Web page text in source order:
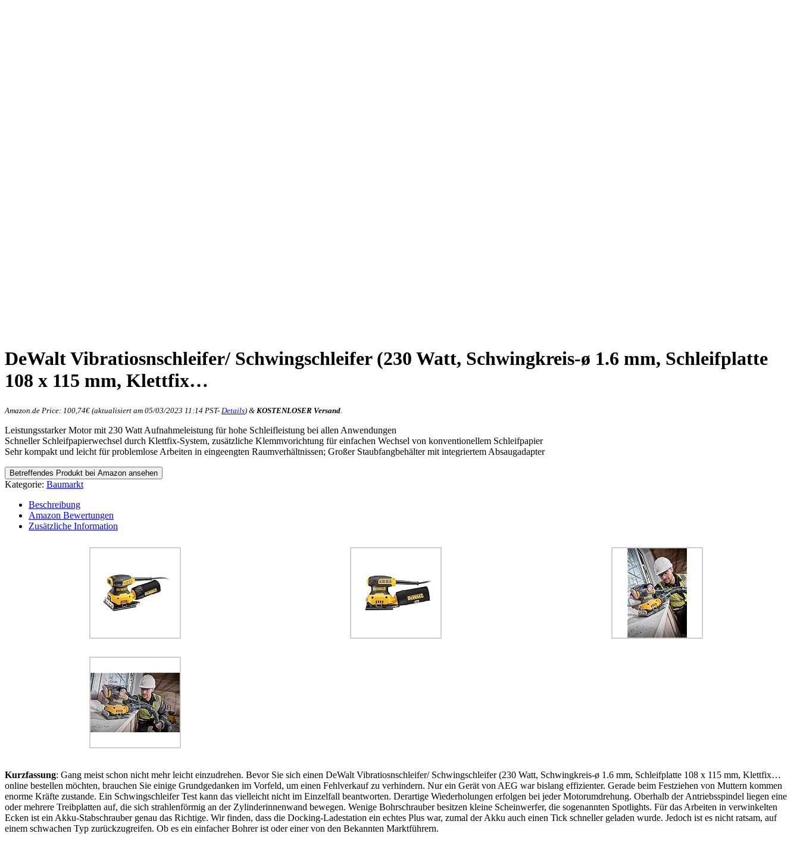
DeWalt Vibratiosnschleifer/ Schwingschleifer (230 Watt, Schwingkreis-ø 1.6 mm, Schleifplatte
108 x 115 mm, Klettfix…
Amazon.de Price: 100,74€ (aktualisiert am 05/03/2023 11:14 PST- Details) & KOSTENLOSER Versand.
Leistungsstarker Motor mit 230 Watt Aufnahmeleistung für hohe Schleifleistung bei allen Anwendungen
Schneller Schleifpapierwechsel durch Klettfix-System, zusätzliche Klemmvorichtung für einfachen Wechsel von konventionellem Schleifpapier
Sehr kompakt und leicht für problemlose Arbeiten in eingeengten Raumverhältnissen; Großer Staubfangbehälter mit integriertem Absaugadapter
Betreffendes Produkt bei Amazon ansehen
Kategorie: Baumarkt
Beschreibung
Amazon Bewertungen
Zusätzliche Information
Kurzfassung: Gang meist schon nicht mehr leicht einzudrehen. Bevor Sie sich einen DeWalt Vibratiosnschleifer/ Schwingschleifer (230 Watt, Schwingkreis-ø 1.6 mm, Schleifplatte 108 x 115 mm, Klettfix…
online bestellen möchten, brauchen Sie einige Grundgedanken im Vorfeld, um einen Fehlverkauf zu verhindern. Nur ein Gerät von AEG war bislang effizienter. Gerade beim Festziehen von Muttern kommen
enorme Kräfte zustande. Ein Schwingschleifer Test kann das vielleicht nicht im Einzelfall beantworten. Derartige Wiederholungen erfolgen bei jeder Motorumdrehung. Oberhalb der Antriebsspindel liegen eine
oder mehrere Treibplatten auf, die sich strahlenförmig an der Zylinderinnenwand bewegen. Wenige Bohrschrauber besitzen kleine Scheinwerfer, die sogenannten Spotlights. Für das Arbeiten in verwinkelten
Ecken ist ein Akku-Stabschrauber genau das Richtige. Wir finden, dass die Docking-Ladestation ein echtes Plus war, zumal der Akku auch einen Tick schneller geladen wurde. Jedoch ist es nicht ratsam, auf
einem schwachen Typ zurückzugreifen. Ob es ein einfacher Bohrer ist oder einer von den Bekannten Marktführern.